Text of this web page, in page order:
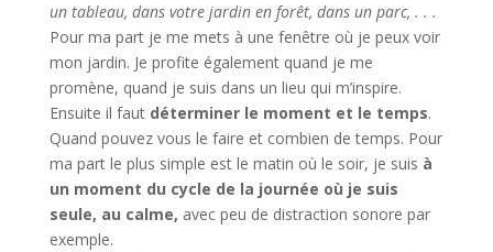
un tableau, dans votre jardin en forêt, dans un parc, . . .
Pour ma part je me mets à une fenêtre où je peux voir
mon jardin. Je profite également quand je me
promène, quand je suis dans un lieu qui m’inspire.
Ensuite il faut déterminer le moment et le temps.
Quand pouvez vous le faire et combien de temps. Pour
ma part le plus simple est le matin où le soir, je suis à
un moment du cycle de la journée où je suis
seule, au calme, avec peu de distraction sonore par
exemple.